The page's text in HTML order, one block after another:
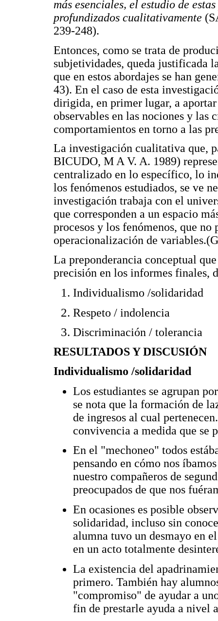
más esenciales, el estudio de
profundizados cualitativamente
239-248).
Entonces, como se trata de
subjetividades, queda justificada
que en estos abordajes se han
43). En el caso de esta
dirigida, en primer lugar, a
observables en las nociones y las
comportamientos en torno a las
La investigación cualitativa que,
BICUDO, M A V. A. 1989)
centralizado en lo específico, lo
los fenómenos estudiados, se ve
investigación trabaja con el
que corresponden a un espacio
procesos y los fenómenos, que no
operacionalización de
La preponderancia conceptual
precisión en los informes finales,
Individualismo /solidaridad
Respeto / indolencia
Discriminación / tolerancia
RESULTADOS Y DISCUSIÓN
Individualismo /solidaridad
Los estudiantes se agrupan
se nota que la formación de
de ingresos al cual
convivencia a medida que se
En el "mechoneo" todos
pensando en cómo nos
nuestro compañeros de
preocupados de que nos
En ocasiones es posible
solidaridad, incluso sin
alumna tuvo un desmayo en
en un acto totalmente
La existencia del
primero. También hay
"compromiso" de ayudar a
fin de prestarle ayuda a nivel